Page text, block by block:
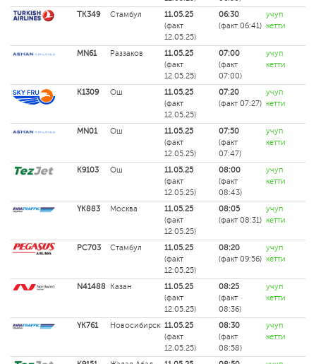
TK349 Стамбул
11.05.25
(факт
12.05.25)
06:30
(факт 06:41)
учуп
кетти
MN61 Раззаков
11.05.25
(факт
12.05.25)
07:00
(факт
07:00)
учуп
кетти
K1309 Ош
11.05.25
(факт
12.05.25)
07:20
(факт 07:27)
учуп
кетти
MN01 Ош
11.05.25
(факт
12.05.25)
07:50
(факт
07:47)
учуп
кетти
K9103 Ош
11.05.25
(факт
12.05.25)
08:00
(факт
08:43)
учуп
кетти
YK883 Москва
11.05.25
(факт
12.05.25)
08:05
(факт 08:31)
учуп
кетти
PC703 Стамбул
11.05.25
(факт
12.05.25)
08:20
(факт 09:56)
учуп
кетти
N41488 Казан
11.05.25
(факт
12.05.25)
08:25
(факт
08:36)
учуп
кетти
YK761 Новосибирск 11.05.25
(факт
12.05.25)
08:30
(факт
08:58)
учуп
кетти